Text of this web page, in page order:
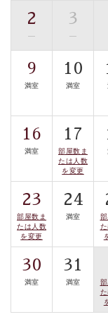
は【3日前まで】
※交通規制など
※年末年始及び御
以上がプラン内容
上諏訪温泉“しん
るお部屋、 大人
癒される宿で贅
2
—
3
—
9
満室
10
満室
16
満室
17
部屋数ま
たは人数
を変更
23
部屋数ま
たは人数
を変更
24
満室
30
満室
31
満室